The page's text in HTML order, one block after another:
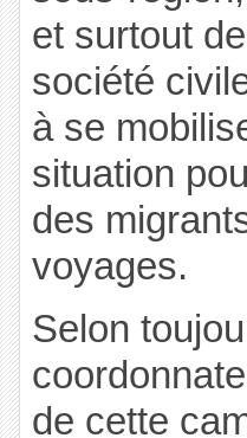
et surtout
société
à se
situation
des
voyages.
Selon
de cette